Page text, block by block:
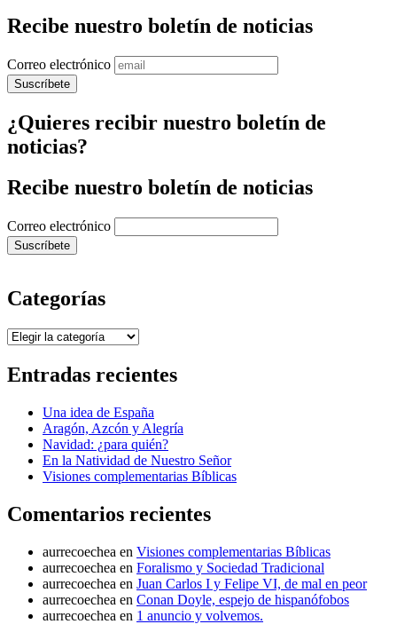
Recibe nuestro boletín de noticias
Correo electrónico
¿Quieres recibir nuestro boletín de
noticias?
Recibe nuestro boletín de noticias
Correo electrónico
Categorías
Categorías
Entradas recientes
Una idea de España
Aragón, Azcón y Alegría
Navidad: ¿para quién?
En la Natividad de Nuestro Señor
Visiones complementarias Bíblicas
Comentarios recientes
aurrecoechea en Visiones complementarias Bíblicas
aurrecoechea en Foralismo y Sociedad Tradicional
aurrecoechea en Juan Carlos I y Felipe VI, de mal en peor
aurrecoechea en Conan Doyle, espejo de hispanófobos
aurrecoechea en 1 anuncio y volvemos.